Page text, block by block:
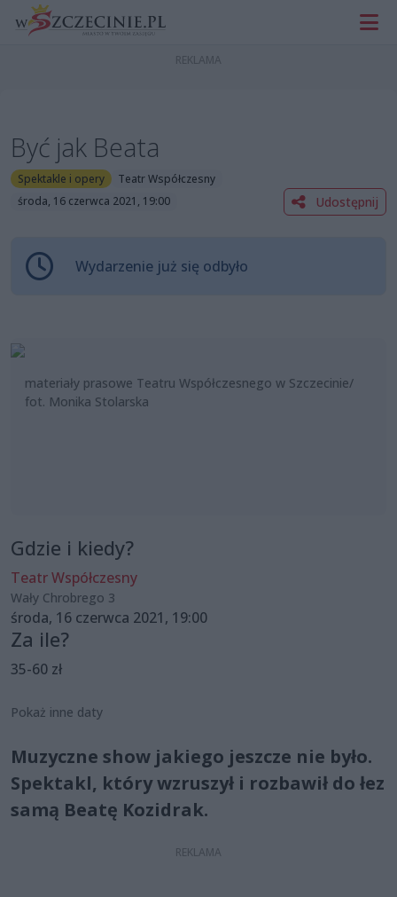
Być jak Beata
Spektakle i opery
Teatr Współczesny
środa, 16 czerwca 2021, 19:00
Udostępnij
Wydarzenie już się odbyło
materiały prasowe Teatru Współczesnego w Szczecinie/
fot. Monika Stolarska
Gdzie i kiedy?
Teatr Współczesny
Wały Chrobrego 3
środa, 16 czerwca 2021, 19:00
Za ile?
35-60 zł
Pokaż inne daty
Muzyczne show jakiego jeszcze nie było.
Spektakl, który wzruszył i rozbawił do łez
samą Beatę Kozidrak.